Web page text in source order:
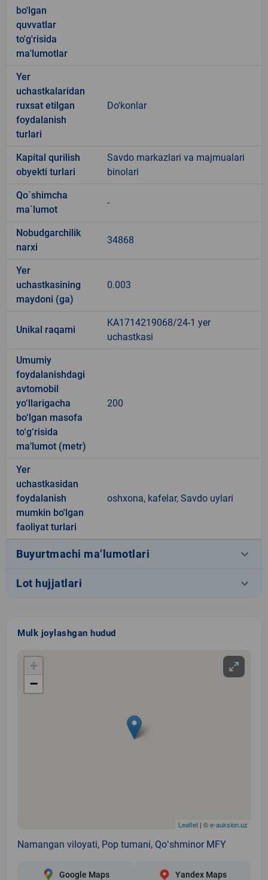
bo'lgan
quvvatlar
to'g'risida
ma'lumotlar
Yer
uchastkalaridan
ruxsat etilgan
foydalanish
turlari
Do'konlar
Kapital qurilish
obyekti turlari
Savdo markazlari va majmualari
binolari
Qo`shimcha
ma`lumot
-
Nobudgarchilik
narxi
34868
Yer
uchastkasining
maydoni (ga)
0.003
Unikal raqami
KA1714219068/24-1 yer
uchastkasi
Umumiy
foydalanishdagi
avtomobil
yo‘llarigacha
bo‘lgan masofa
to‘g‘risida
ma’lumot (metr)
200
Yer
uchastkasidan
foydalanish
mumkin bo'lgan
faoliyat turlari
oshxona, kafelar, Savdo uylari
Buyurtmachi ma’lumotlari keyboard_arrow_down
Lot hujjatlari keyboard_arrow_down
Mulk joylashgan hudud
+
−
Leaflet | ©e-auksion.uz
Namangan viloyati, Pop tumani, Qoʻshminor MFY
Google Maps Yandex Maps